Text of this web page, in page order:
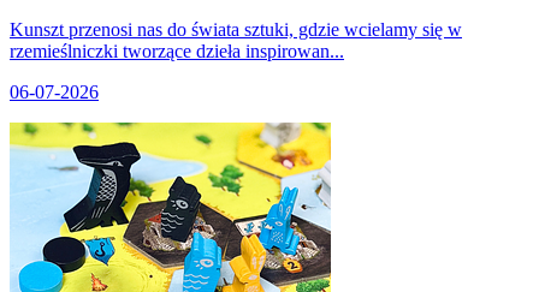
Kunszt przenosi nas do świata sztuki, gdzie wcielamy się w
rzemieślniczki tworzące dzieła inspirowan...
06-07-2026